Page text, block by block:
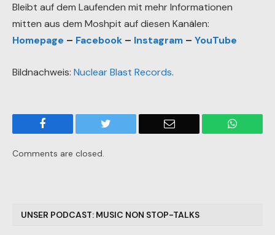
Bleibt auf dem Laufenden mit mehr Informationen
mitten aus dem Moshpit auf diesen Kanälen:
Homepage – Facebook – Instagram – YouTube
Bildnachweis: Nuclear Blast Records.
Email
Comments are closed.
UNSER PODCAST: MUSIC NON STOP-TALKS